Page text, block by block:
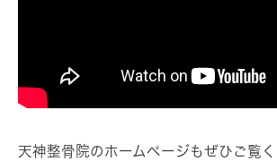
天神整骨院のホームページもぜひご覧く